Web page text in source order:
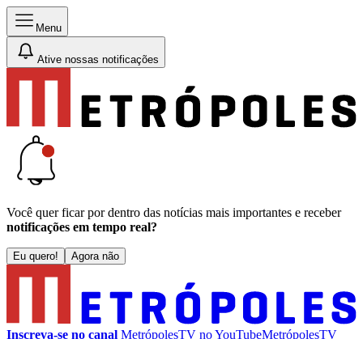
Menu
Ative nossas notificações
Você quer ficar por dentro das notícias mais importantes e receber
notificações em tempo real?
Eu quero! Agora não
Inscreva-se no canal MetrópolesTV noYouTubeMetrópolesTV